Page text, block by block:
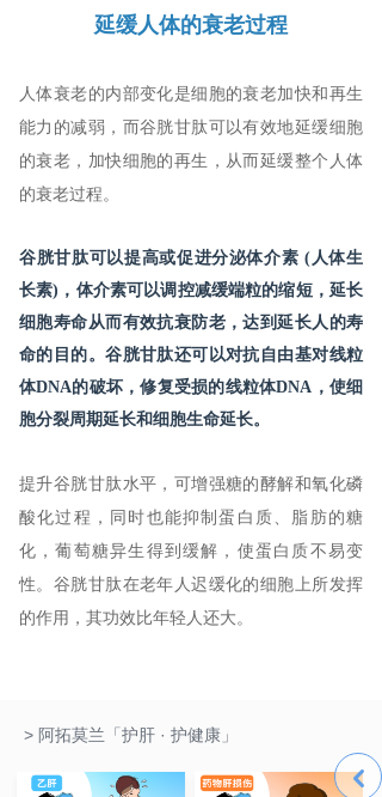
延缓人体的衰老过程
人体衰老的内部变化是细胞的衰老加快和再生
能力的减弱，而谷胱甘肽可以有效地延缓细胞
的衰老，加快细胞的再生，从而延缓整个人体
的衰老过程。
谷胱甘肽可以提高或促进分泌体介素 (人体生
长素)，体介素可以调控减缓端粒的缩短，延长
细胞寿命从而有效抗衰防老，达到延长人的寿
命的目的。谷胱甘肽还可以对抗 自由基对线粒
体DNA的破坏，修复受损的线粒体DNA， 使细
胞分裂周期延长和细胞生命延长。
提升谷胱甘肽水平，可增强糖的酵解和氧化磷
酸化过程，同时也能抑制蛋白质、脂肪的糖
化，葡萄糖异生得到缓解，使蛋白质不易变
性。谷胱甘肽在老年人迟缓化的细胞上所发挥
的作用，其功效比年轻人还大。
낒
> 阿拓莫兰「护肝 · 护健康」